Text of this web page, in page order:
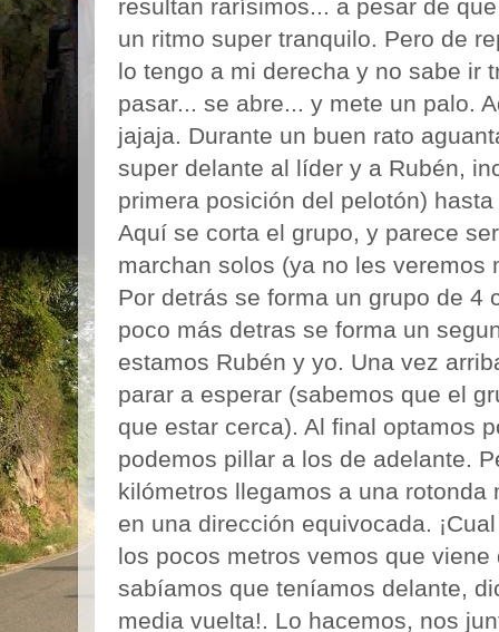
resultan rarísimos... a pesar de
un ritmo super tranquilo. Pero de
lo tengo a mi derecha y no sabe ir
pasar... se abre... y mete un palo.
jajaja. Durante un buen rato
super delante al líder y a Rubén,
primera posición del pelotón)
Aquí se corta el grupo, y parece
marchan solos (ya no les veremos
Por detrás se forma un grupo de 4
poco más detras se forma un
estamos Rubén y yo. Una vez
parar a esperar (sabemos que el
que estar cerca). Al final optamos
podemos pillar a los de adelante.
kilómetros llegamos a una
en una dirección equivocada.
los pocos metros vemos que
sabíamos que teníamos delante,
media vuelta!. Lo hacemos, nos